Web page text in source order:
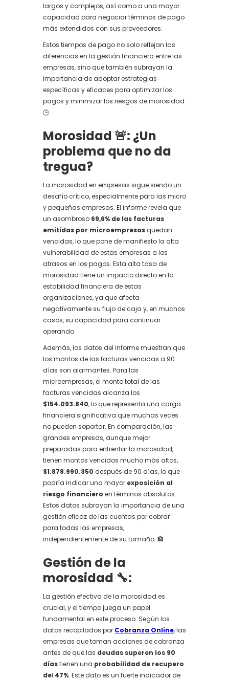
largos y complejos, así como a una mayor
capacidad para negociar términos de pago
más extendidos con sus proveedores.
Estos tiempos de pago no solo reflejan las
diferencias en la gestión financiera entre las
empresas, sino que también subrayan la
importancia de adoptar estrategias
específicas y eficaces para optimizar los
pagos y minimizar los riesgos de morosidad.
🕒
Morosidad 🚨: ¿Un
problema que no da
tregua?
La morosidad en empresas sigue siendo un
desafío crítico, especialmente para las micro
y pequeñas empresas. El informe revela que
un asombroso 69,6% de las facturas
emitidas por microempresasquedan
vencidas, lo que pone de manifiesto la alta
vulnerabilidad de estas empresas a los
atrasos en los pagos. Esta alta tasa de
morosidad tiene un impacto directo en la
estabilidad financiera de estas
organizaciones, ya que afecta
negativamente su flujo de caja y, en muchos
casos, su capacidad para continuar
operando.
Además, los datos del informe muestran que
los montos de las facturas vencidas a 90
días son alarmantes. Para las
microempresas, el monto total de las
facturas vencidas alcanza los
$154.093.840, lo que representa una carga
financiera significativa que muchas veces
no pueden soportar. En comparación, las
grandes empresas, aunque mejor
preparadas para enfrentar la morosidad,
tienen montos vencidos mucho más altos,
$1.878.990.350 después de 90 días, lo que
podría indicar una mayor exposición al
riesgo financiero en términos absolutos.
Estos datos subrayan la importancia de una
gestión eficaz de las cuentas por cobrar
para todas las empresas,
independientemente de su tamaño. 🏦
Gestión de la
morosidad 🔧:
La gestión efectiva de la morosidad es
crucial, y el tiempo juega un papel
fundamental en este proceso. Según los
datos recopilados por Cobranza Online, las
empresas que toman acciones de cobranza
antes de que las deudas superen los 90
díastienen una probabilidad de recupero
del 47%. Este dato es un fuerte indicador de